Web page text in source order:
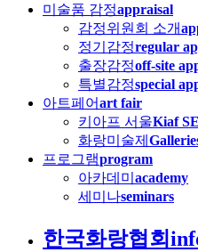
미술품 감정appraisal
감정위원회 소개
정기감정regular
출장감정off-site
특별감정special
아트페어art fair
키아프 서울Kiaf
화랑미술제
프로그램program
아카데미 academy
세미나seminars
한국화랑협회